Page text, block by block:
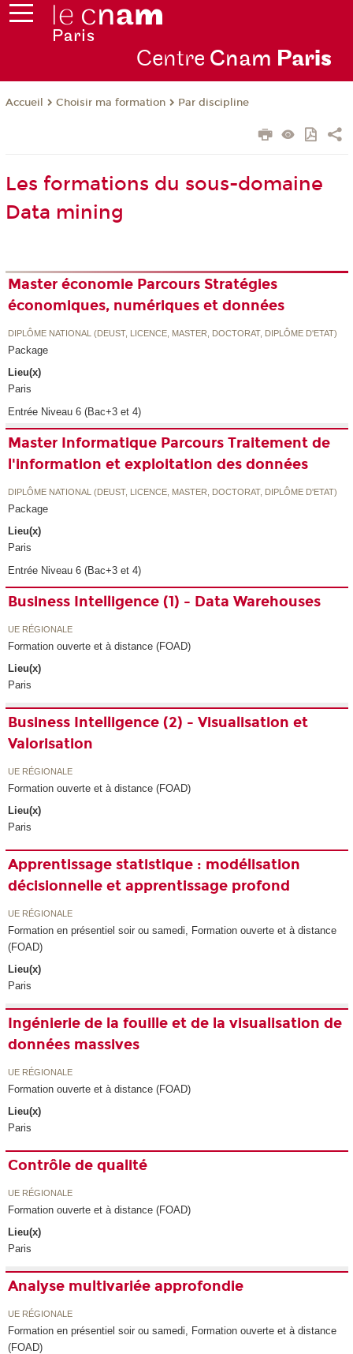
Centre Cnam Paris
Accueil Choisir ma formation Par discipline
Les formations du sous-domaine
Data mining
Master économie Parcours Stratégies
économiques, numériques et données
DIPLÔME NATIONAL (DEUST, LICENCE, MASTER, DOCTORAT, DIPLÔME D'ETAT)
Package
Lieu(x)
Paris
Entrée Niveau 6 (Bac+3 et 4)
Master Informatique Parcours Traitement de
l'information et exploitation des données
DIPLÔME NATIONAL (DEUST, LICENCE, MASTER, DOCTORAT, DIPLÔME D'ETAT)
Package
Lieu(x)
Paris
Entrée Niveau 6 (Bac+3 et 4)
Business Intelligence (1) - Data Warehouses
UE RÉGIONALE
Formation ouverte et à distance (FOAD)
Lieu(x)
Paris
Business Intelligence (2) - Visualisation et
Valorisation
UE RÉGIONALE
Formation ouverte et à distance (FOAD)
Lieu(x)
Paris
Apprentissage statistique : modélisation
décisionnelle et apprentissage profond
UE RÉGIONALE
Formation en présentiel soir ou samedi, Formation ouverte et à distance
(FOAD)
Lieu(x)
Paris
Ingénierie de la fouille et de la visualisation de
données massives
UE RÉGIONALE
Formation ouverte et à distance (FOAD)
Lieu(x)
Paris
Contrôle de qualité
UE RÉGIONALE
Formation ouverte et à distance (FOAD)
Lieu(x)
Paris
Analyse multivariée approfondie
UE RÉGIONALE
Formation en présentiel soir ou samedi, Formation ouverte et à distance
(FOAD)